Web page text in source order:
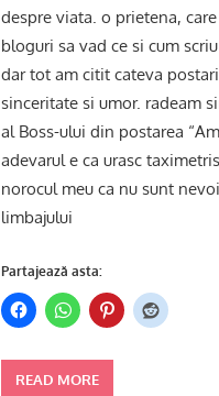
despre viata. o prietena,
bloguri sa vad ce si cum
dar tot am citit cateva
sinceritate si umor. radeam
al Boss-ului din postarea
adevarul e ca urasc
norocul meu ca nu sunt
limbajului
Partajează asta:
READ MORE